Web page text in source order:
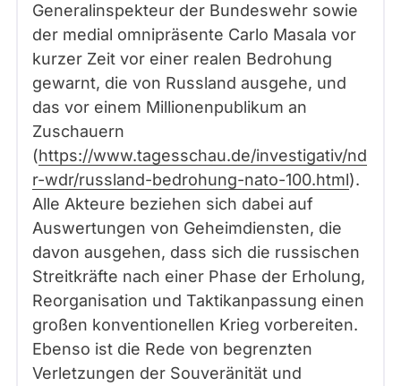
Generalinspekteur der Bundeswehr sowie
der medial omnipräsente Carlo Masala vor
kurzer Zeit vor einer realen Bedrohung
gewarnt, die von Russland ausgehe, und
das vor einem Millionenpublikum an
Zuschauern
(https://www.tagesschau.de/investigativ/nd
r-wdr/russland-bedrohung-nato-100.html).
Alle Akteure beziehen sich dabei auf
Auswertungen von Geheimdiensten, die
davon ausgehen, dass sich die russischen
Streitkräfte nach einer Phase der Erholung,
Reorganisation und Taktikanpassung einen
großen konventionellen Krieg vorbereiten.
Ebenso ist die Rede von begrenzten
Verletzungen der Souveränität und